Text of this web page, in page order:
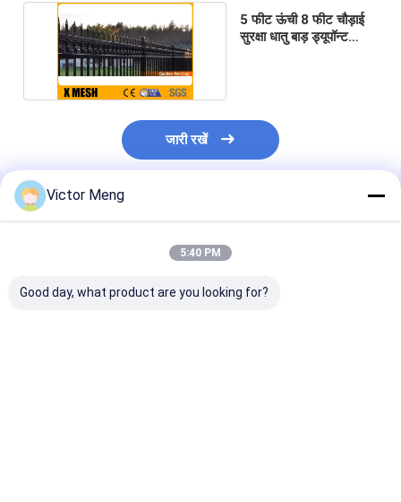
5 फीट ऊंची 8 फीट चौड़ाई
सुरक्षा धातु बाड़ ड्यूपॉन्ट
जारी रखें
अनुशंसित उत्पाद
Victor Meng
5:40 PM
Good day, what product are you looking for?